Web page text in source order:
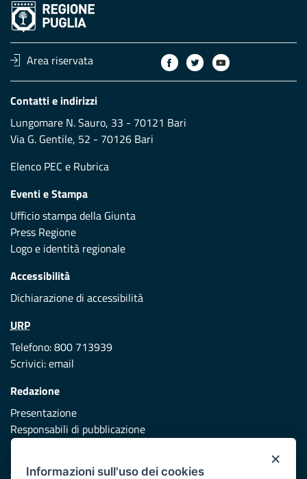
Area riservata
Contatti e indirizzi
Lungomare N. Sauro, 33 - 70121 Bari
Via G. Gentile, 52 - 70126 Bari
Elenco PEC e Rubrica
Eventi e Stampa
Ufficio stampa della Giunta
Press Regione
Logo e identità regionale
Accessibilità
Dichiarazione di accessibilità
URP
Telefono: 800 713939
Scrivici:email
Redazione
Presentazione
Responsabili di pubblicazione
×
Informazioni sull'uso dei cookies